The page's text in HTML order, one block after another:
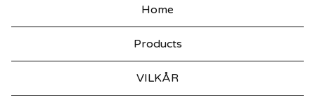
N
Home
Products
VILKÅR